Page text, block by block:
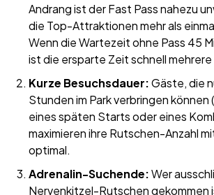
Andrang ist der Fast Pass nahezu
die Top-Attraktionen mehr als
Wenn die Wartezeit ohne Pass 45
ist die ersparte Zeit schnell
Kurze Besuchsdauer:Gäste, die
Stunden im Park verbringen
eines späten Starts oder eines
maximieren ihre Rutschen-Anzahl
optimal.
Adrenalin-Suchende:Wer
Nervenkitzel-Rutschen gekommen